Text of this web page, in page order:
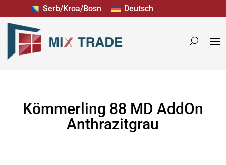
Serb/Kroa/Bosn Deutsch
Kömmerling 88 MD AddOn
Anthrazitgrau